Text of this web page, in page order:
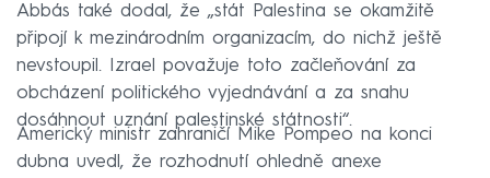
Abbás také dodal, že „stát Palestina se okamžitě
připojí k mezinárodním organizacím, do nichž ještě
nevstoupil. Izrael považuje toto začleňování za
obcházení politického vyjednávání a za snahu
dosáhnout uznání palestinské státnosti“.
Americký ministr zahraničí Mike Pompeo na konci
dubna uvedl, že rozhodnutí ohledně anexe